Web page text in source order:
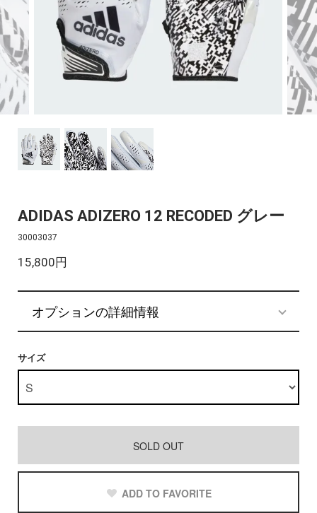
ADIDAS ADIZERO 12 RECODED グレー
30003037
15,800円
オプションの詳細情報
サイズ
SOLD OUT
ADD TO FAVORITE